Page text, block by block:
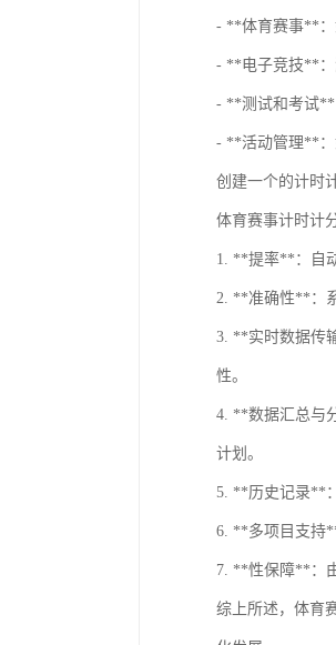
- **体育赛事**：
- **电子竞技**：
- **测试和考试**
- **活动管理**：
创建一个的计时
体育赛事计时计
1. **提率**：自
2. **准确性**：
3. **实时数据传
性。
4. **数据汇总与
计划。
5. **历史记录**
6. **多项目支持
7. **性保障**：
综上所述，体育